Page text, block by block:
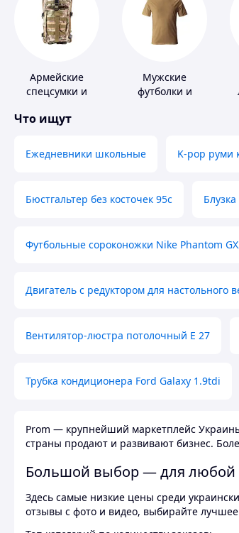
Армейские
спецсумки и
Мужские
футболки и
Что ищут
Ежедневники школьные K-pop руми
Бюстгальтер без косточек 95с
Футбольные сороконожки Nike Phantom
Двигатель с редуктором для настольного
Вентилятор-люстра потолочный E 27
Трубка кондиционера Ford Galaxy 1.9tdi
Prom — крупнейший маркетплейс
страны продают и развивают бизнес.
Большой выбор — для любой
Здесь самые низкие цены среди
отзывы с фото и видео, выбирайте